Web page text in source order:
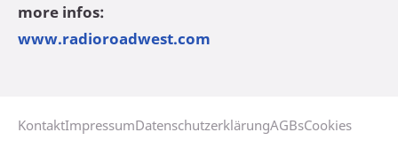
more infos:
www.radioroadwest.com
KontaktImpressumDatenschutzerklärungAGBsCookies